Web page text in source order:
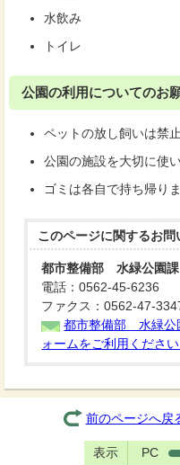
水飲み
トイレ
公園の利用についてのお
ペットの放し飼いは禁
公園の施設を大切に使
ゴミは各自で持ち帰り
このページに関するお問
都市整備部 水緑公園課
電話：0562-45-6236
ファクス：0562-47-
都市整備部 水緑公
ォームをご利用ください
前のページへ戻
表示 PC